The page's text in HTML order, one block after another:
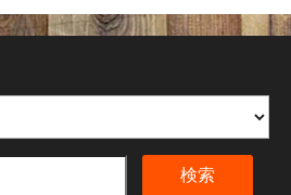
検索